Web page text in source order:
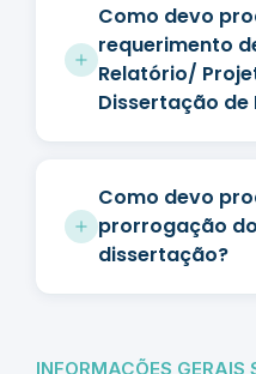
Como devo
requerimento
Relatório/
Dissertação de
Como devo
prorrogação
dissertação?
INFORMAÇÕES GERAIS